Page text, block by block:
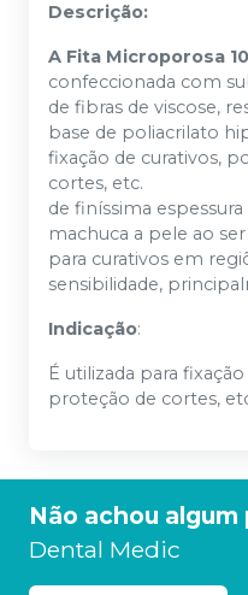
Descrição:
A Fita Microporosa
confeccionada com
de fibras de viscose,
base de poliacrilato
fixação de curativos,
cortes, etc.
de finíssima
machuca a pele ao
para curativos em
sensibilidade,
Indicação:
É utilizada para
proteção de cortes,
Não achou algum
Dental Medic